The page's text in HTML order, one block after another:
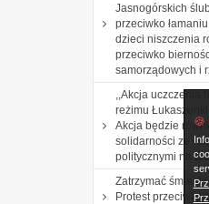
Jasnogórskich
przeciwko
dzieci niszczenia
przeciwko
samorządowych i
,,Akcja uczczenia
reżimu Łukaszenki
Akcja będzie
solidarności ze
politycznymi na
Zatrzymać śmierć
Protest przeciwko